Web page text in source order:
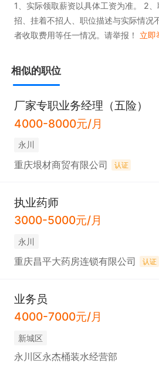
1、实际领取薪资以具体工资为准。 2
招、挂着不招人、职位描述与实际情况
者收取费用等任一情况。请举报！ 立即
相似的职位
厂家专职业务经理（五险）
4000-8000元/月
永川
重庆垠材商贸有限公司 认证
执业药师
3000-5000元/月
永川
重庆昌平大药房连锁有限公司 认证
业务员
4000-7000元/月
新城区
永川区永杰桶装水经营部